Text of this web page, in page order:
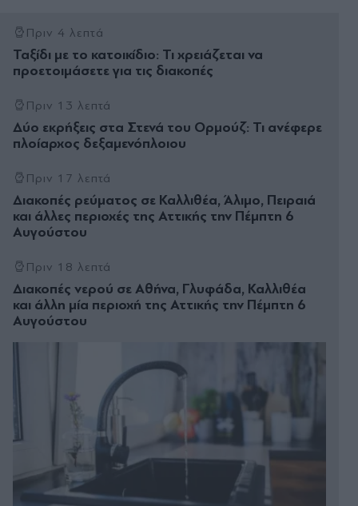
Πριν 4 λεπτά
Ταξίδι με το κατοικίδιο: Τι χρειάζεται να
προετοιμάσετε για τις διακοπές
Πριν 13 λεπτά
Δύο εκρήξεις στα Στενά του Ορμούζ: Τι ανέφερε
πλοίαρχος δεξαμενόπλοιου
Πριν 17 λεπτά
Διακοπές ρεύματος σε Καλλιθέα, Άλιμο, Πειραιά
και άλλες περιοχές της Αττικής την Πέμπτη 6
Αυγούστου
Πριν 18 λεπτά
Διακοπές νερού σε Αθήνα, Γλυφάδα, Καλλιθέα
και άλλη μία περιοχή της Αττικής την Πέμπτη 6
Αυγούστου